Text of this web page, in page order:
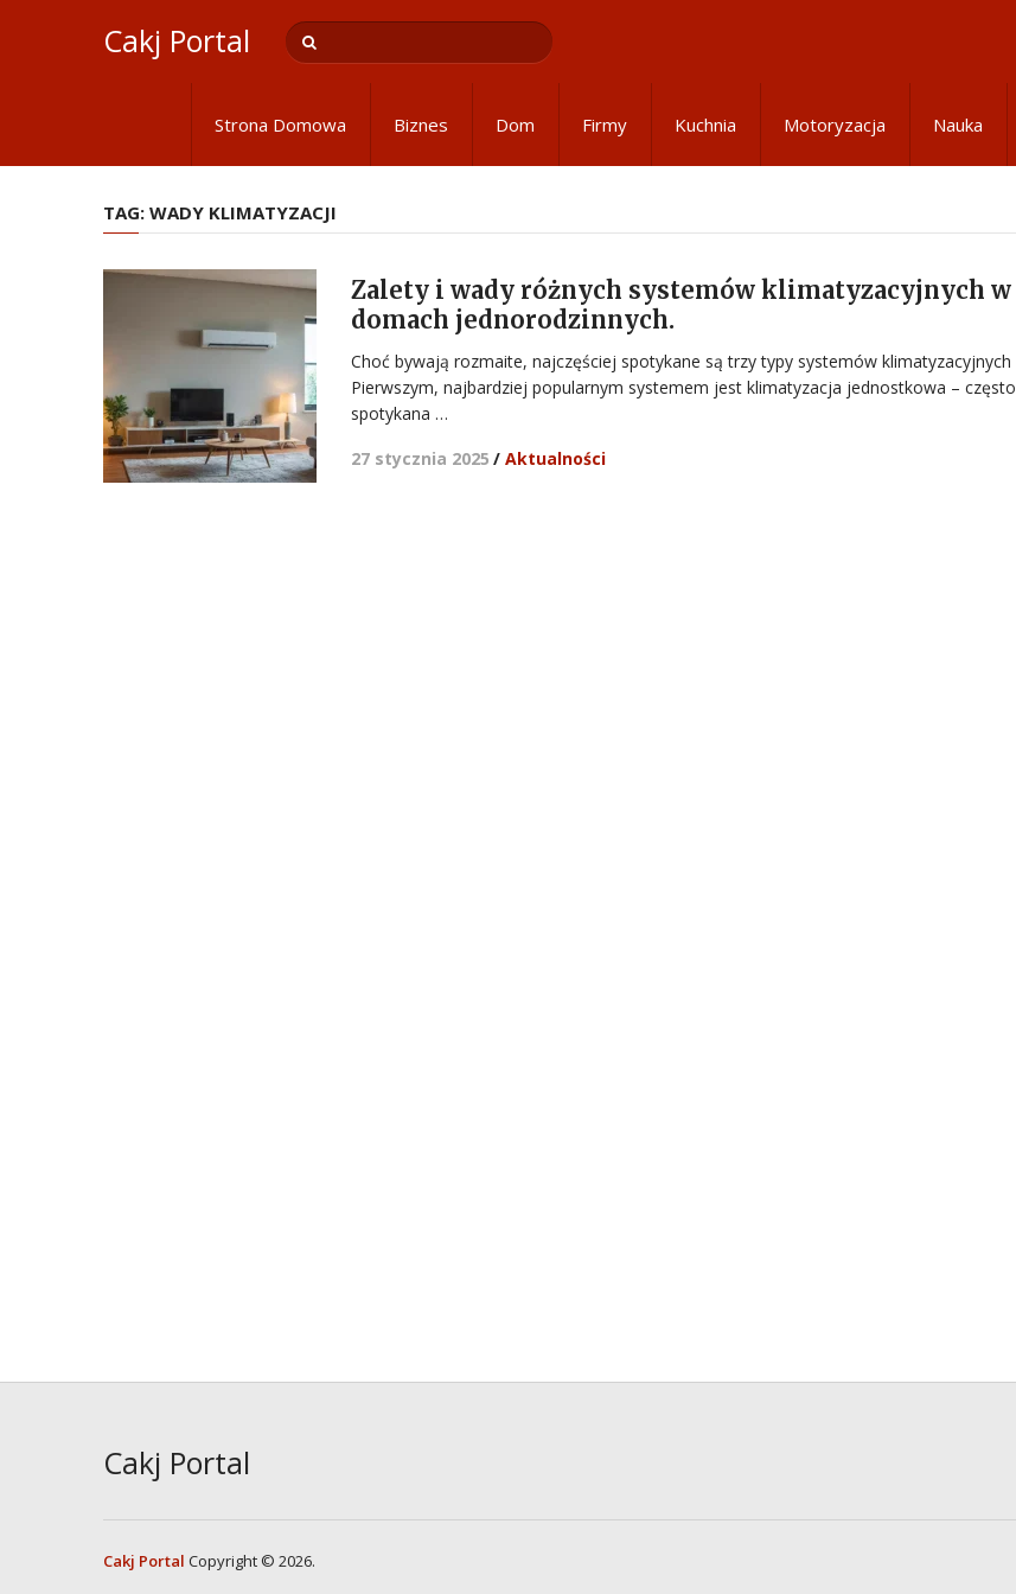
Cakj Portal
Strona Domowa Biznes Dom Firmy Kuchnia Motoryzacja Nauka
TAG: WADY KLIMATYZACJI
Zalety i wady różnych systemów klimatyzacyjnych w
domach jednorodzinnych.
Choć bywają rozmaite, najczęściej spotykane są trzy typy systemów klimatyzacyjnych
Pierwszym, najbardziej popularnym systemem jest klimatyzacja jednostkowa – często
spotykana …
27 stycznia 2025 / Aktualności
Cakj Portal
Cakj Portal Copyright © 2026.